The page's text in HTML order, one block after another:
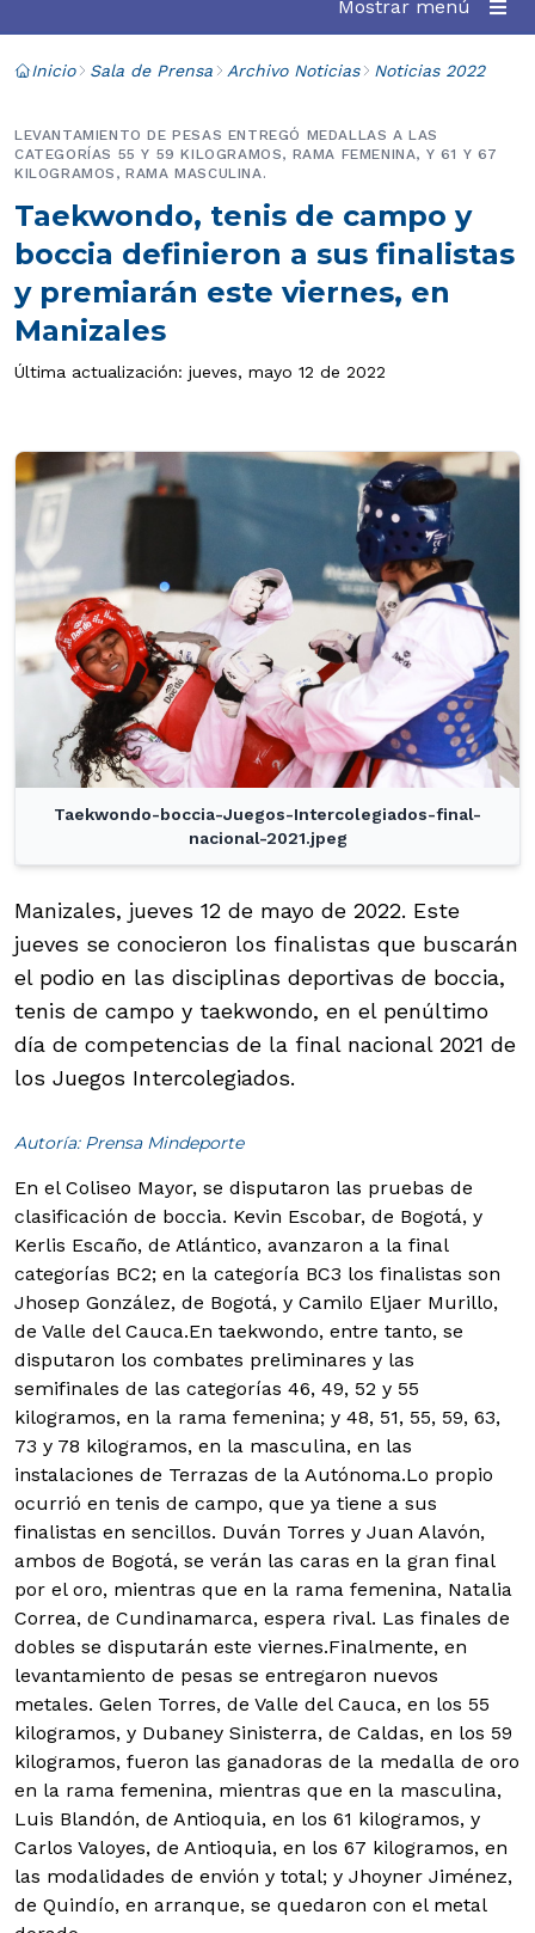
Mostrar menú
Inicio Sala de Prensa Archivo Noticias Noticias 2022
Taekwondo, tenis de campo y
boccia definieron a sus finalistas
y premiarán este viernes, en
Manizales
LEVANTAMIENTO DE PESAS ENTREGÓ MEDALLAS A LAS
CATEGORÍAS 55 Y 59 KILOGRAMOS, RAMA FEMENINA, Y 61 Y 67
KILOGRAMOS, RAMA MASCULINA.
Última actualización: jueves, mayo 12 de 2022
Taekwondo-boccia-Juegos-Intercolegiados-final-
nacional-2021.jpeg
Manizales, jueves 12 de mayo de 2022. Este
jueves se conocieron los finalistas que buscarán
el podio en las disciplinas deportivas de boccia,
tenis de campo y taekwondo, en el penúltimo
día de competencias de la final nacional 2021 de
los Juegos Intercolegiados.
Autoría: Prensa Mindeporte
En el Coliseo Mayor, se disputaron las pruebas de
clasificación de boccia. Kevin Escobar, de Bogotá, y
Kerlis Escaño, de Atlántico, avanzaron a la final
categorías BC2; en la categoría BC3 los finalistas son
Jhosep González, de Bogotá, y Camilo Eljaer Murillo,
de Valle del Cauca.En taekwondo, entre tanto, se
disputaron los combates preliminares y las
semifinales de las categorías 46, 49, 52 y 55
kilogramos, en la rama femenina; y 48, 51, 55, 59, 63,
73 y 78 kilogramos, en la masculina, en las
instalaciones de Terrazas de la Autónoma.Lo propio
ocurrió en tenis de campo, que ya tiene a sus
finalistas en sencillos. Duván Torres y Juan Alavón,
ambos de Bogotá, se verán las caras en la gran final
por el oro, mientras que en la rama femenina, Natalia
Correa, de Cundinamarca, espera rival. Las finales de
dobles se disputarán este viernes.Finalmente, en
levantamiento de pesas se entregaron nuevos
metales. Gelen Torres, de Valle del Cauca, en los 55
kilogramos, y Dubaney Sinisterra, de Caldas, en los 59
kilogramos, fueron las ganadoras de la medalla de oro
en la rama femenina, mientras que en la masculina,
Luis Blandón, de Antioquia, en los 61 kilogramos, y
Carlos Valoyes, de Antioquia, en los 67 kilogramos, en
las modalidades de envión y total; y Jhoyner Jiménez,
de Quindío, en arranque, se quedaron con el metal